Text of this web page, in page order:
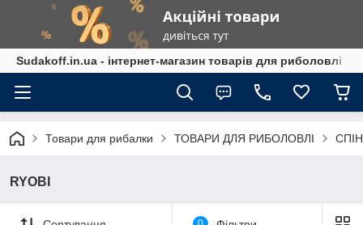
Sudakoff.in.ua - інтернет-магазин товарів для риболовлі
Товари для рибалки ТОВАРИ ДЛЯ РИБОЛОВЛІ
RYOBI